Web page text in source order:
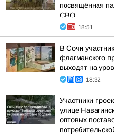
посвящённая
СВО
18:51
В Сочи
флагманского
выходят на
18:32
Участники
улице
оптовых